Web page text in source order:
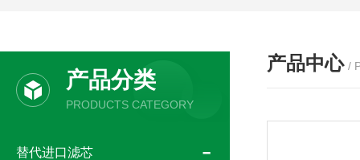
产品分类
PRODUCTS CATEGORY
替代进口滤芯
产品中心 /